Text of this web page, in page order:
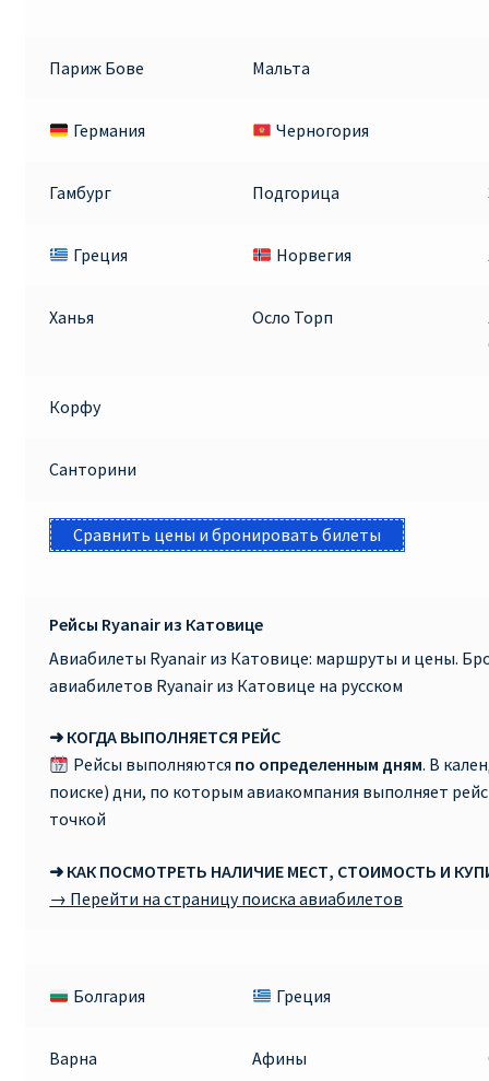
Париж Бове Мальта
Германия Черногория
Гамбург Подгорица
Греция Норвегия
Ханья Осло Торп
Корфу
Санторини
Сравнить цены и бронировать билеты
Рейсы Ryanair из Катовице
Авиабилеты Ryanair из Катовице: маршруты и цены.
авиабилетов Ryanair из Катовице на русском
➜ КОГДА ВЫПОЛНЯЕТСЯ РЕЙС
Рейсы выполняются по определенным дням. В
поиске) дни, по которым авиакомпания выполняет
точкой
➜ КАК ПОСМОТРЕТЬ НАЛИЧИЕ МЕСТ, СТОИМОСТЬ И
→ Перейти на страницу поиска авиабилетов
Болгария Греция
Варна Афины